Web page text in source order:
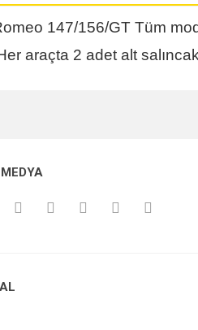
147/156/GT Tüm
araçta 2 adet alt
açıklamasında eksik bilgiler bulunuyor.